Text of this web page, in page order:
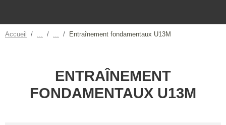
Accueil Entraînement fondamentaux U13M
ENTRAÎNEMENT
FONDAMENTAUX U13M